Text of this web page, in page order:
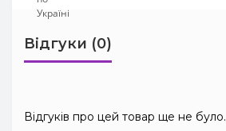
Відгуки (0)
Відгуків про цей товар ще не було.